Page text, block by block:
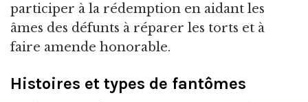
participer à la rédemption en aidant les
âmes des défunts à réparer les torts et à
faire amende honorable.
Histoires et types de fantômes